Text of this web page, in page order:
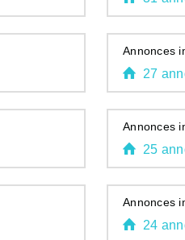
Annonces
27
Annonces
25
Annonces
24